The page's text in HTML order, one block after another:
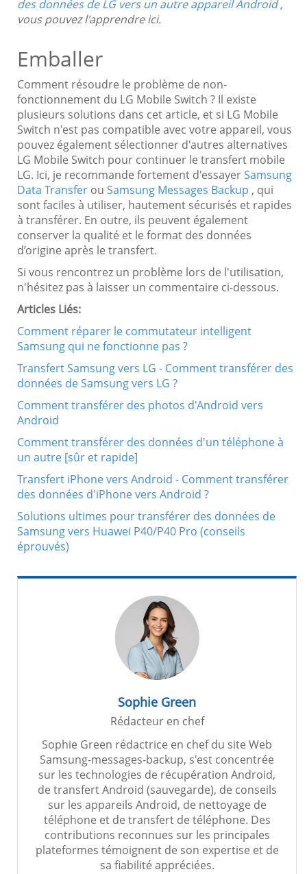
des données de LG vers un autre appareil Android,
vous pouvez l'apprendre ici.
Emballer
Comment résoudre le problème de non-
fonctionnement du LG Mobile Switch ? Il existe
plusieurs solutions dans cet article, et si LG Mobile
Switch n'est pas compatible avec votre appareil, vous
pouvez également sélectionner d'autres alternatives
LG Mobile Switch pour continuer le transfert mobile
LG. Ici, je recommande fortement d'essayerSamsung
Data Transfer ou Samsung Messages Backup , qui
sont faciles à utiliser, hautement sécurisés et rapides
à transférer. En outre, ils peuvent également
conserver la qualité et le format des données
d’origine après le transfert.
Si vous rencontrez un problème lors de l'utilisation,
n'hésitez pas à laisser un commentaire ci-dessous.
Articles Liés:
Comment réparer le commutateur intelligent
Samsung qui ne fonctionne pas ?
Transfert Samsung vers LG - Comment transférer des
données de Samsung vers LG ?
Comment transférer des photos d'Android vers
Android
Comment transférer des données d'un téléphone à
un autre [sûr et rapide]
Transfert iPhone vers Android - Comment transférer
des données d'iPhone vers Android ?
Solutions ultimes pour transférer des données de
Samsung vers Huawei P40/P40 Pro (conseils
éprouvés)
Sophie Green
Rédacteur en chef
Sophie Green rédactrice en chef du site Web
Samsung-messages-backup, s'est concentrée
sur les technologies de récupération Android,
de transfert Android (sauvegarde), de conseils
sur les appareils Android, de nettoyage de
téléphone et de transfert de téléphone. Des
contributions reconnues sur les principales
plateformes témoignent de son expertise et de
sa fiabilité appréciées.